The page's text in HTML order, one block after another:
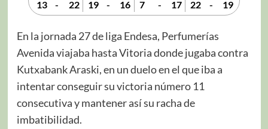
13 - 22 19 - 16 7 - 17 22 - 19
En la jornada 27 de liga Endesa, Perfumerías
Avenida viajaba hasta Vitoria donde jugaba contra
Kutxabank Araski, en un duelo en el que iba a
intentar conseguir su victoria número 11
consecutiva y mantener así su racha de
imbatibilidad.